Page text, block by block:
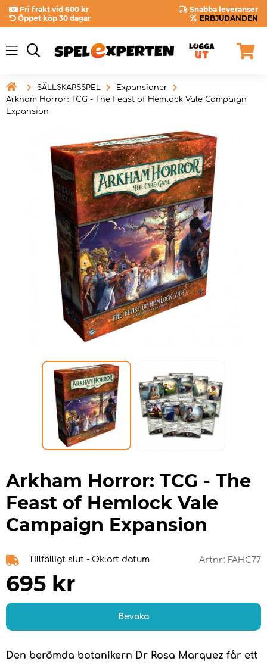
Fri frakt vid 600 kr
Snabba leveranser
Öppet köp 30 dagar
ERBJUDANDEN
 SÄLLSKAPSSPEL
Expansioner
Arkham Horror: TCG - The Feast of Hemlock Vale Campaign
Expansion
Arkham Horror: TCG - The
Feast of Hemlock Vale
Campaign Expansion
Tillfälligt slut - Oklart datum Artnr: FAHC77
695 kr
Bevaka
Den berömda botanikern Dr Rosa Marquez får ett